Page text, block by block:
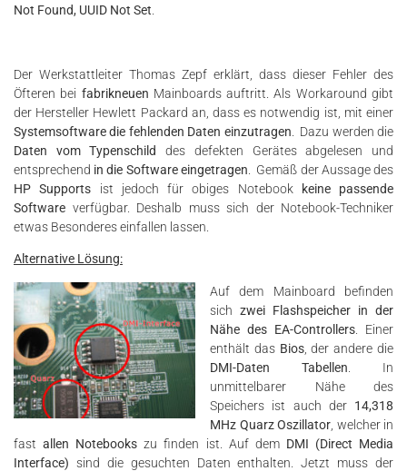
Not Found, UUID Not Set
Der Werkstattleiter Thomas Zepf erklärt, dass dieser Fehler des
Öfteren bei fabrikneuen Mainboards auftritt. Als Workaround gibt
der Hersteller Hewlett Packard an, dass es notwendig ist, mit einer
Systemsoftware die fehlenden Daten einzutragen . Dazu werden die
Daten vom Typenschild
des defekten Gerätes abgelesen und
entsprechend in die Software eingetragen . Gemäß der Aussage des
HP Supports ist jedoch für obiges Notebook
keine passende
Software verfügbar. Deshalb muss sich der Notebook-Techniker
etwas Besonderes einfallen lassen.
Alternative Lösung:
Auf dem Mainboard befinden
sich zwei Flashspeicher in der
Nähe des EA-Controllers . Einer
enthält das Bios, der andere die
DMI-Daten Tabellen . In
unmittelbarer Nähe des
Speichers ist auch der 14,318
MHz Quarz Oszillator , welcher in
fastallen Notebooks zu finden ist. Auf dem DMI (Direct Media
Interface) sind die gesuchten Daten enthalten. Jetzt muss der